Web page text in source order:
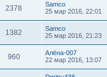
2378
Samco
25 мар 2016, 22:01
1382
Samco
25 мар 2016, 21:23
960
Алёна-007
22 мар 2016, 13:07